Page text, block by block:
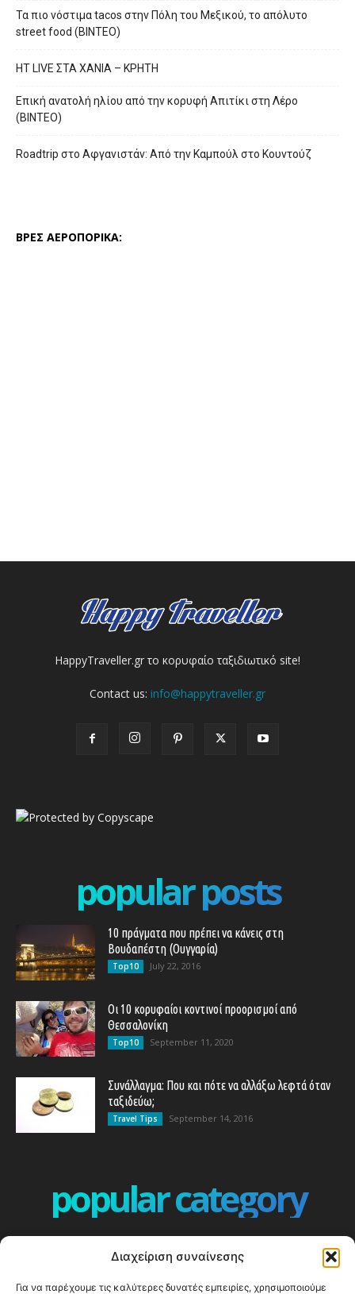
Διαχείριση συναίνεσης
Για να παρέχουμε τις καλύτερες δυνατές εμπειρίες, χρησιμοποιούμε
Τα πιο νόστιμα tacos στην Πόλη του Μεξικού, το απόλυτο
street food (ΒΙΝΤΕΟ)
HT LIVE ΣΤΑ ΧΑΝΙΑ – ΚΡΗΤΗ
Επική ανατολή ηλίου από την κορυφή Απιτίκι στη Λέρο
(ΒΙΝΤΕΟ)
Roadtrip στο Αφγανιστάν: Από την Καμπούλ στο Κουντούζ
ΒΡΕΣ ΑΕΡΟΠΟΡΙΚΑ:
HappyTraveller.gr το κορυφαίο ταξιδιωτικό site!
Contact us: info@happytraveller.gr
popular posts
10 πράγματα που πρέπει να κάνεις στη
Βουδαπέστη (Ουγγαρία)
Top10 July 22, 2016
Οι 10 κορυφαίοι κοντινοί προορισμοί από
Θεσσαλονίκη
Top10 September 11, 2020
Συνάλλαγμα: Που και πότε να αλλάξω λεφτά όταν
ταξιδεύω;
Travel Tips September 14, 2016
popular category
360